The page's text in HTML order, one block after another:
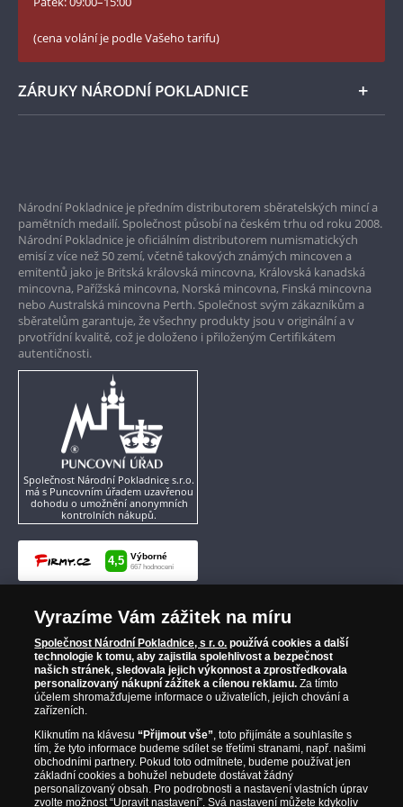
LinkedIn Národní Pokladnice
Instagram Národní Pokladnice
(cena volání je podle Vašeho tarifu)
ZÁRUKY NÁRODNÍ POKLADNICE
Garance nejvyšší kvality
Pouze originální produkty
Národní Pokladnice je předním distributorem sběratelských mincí a
pamětních medailí. Společnost působí na českém trhu od roku 2008.
Národní Pokladnice je oficiálním distributorem numismatických
emisí z více než 50 zemí, včetně takových známých mincoven a
emitentů jako je Britská královská mincovna, Královská kanadská
mincovna, Pařížská mincovna, Norská mincovna, Finská mincovna
nebo Australská mincovna Perth. Společnost svým zákazníkům a
sběratelům garantuje, že všechny produkty jsou v originální a v
prvotřídní kvalitě, což je doloženo i přiloženým Certifikátem
autentičnosti.
Společnost Národní Pokladnice s.r.o.
má s Puncovním úřadem uzavřenou
dohodu o umožnění anonymních
kontrolních nákupů.
Vyrazíme Vám zážitek na míru
Společnost Národní Pokladnice, s r. o. používá cookies a další
technologie k tomu, aby zajistila spolehlivost a bezpečnost
našich stránek, sledovala jejich výkonnost a zprostředkovala
personalizovaný nákupní zážitek a cílenou reklamu. Za tímto
účelem shromažďujeme informace o uživatelích, jejich chování a
zařízeních.
Kliknutím na klávesu“Přijmout vše”, toto přijímáte a souhlasíte s
tím, že tyto informace budeme sdílet se třetími stranami, např. našimi
obchodními partnery. Pokud toto odmítnete, budeme používat jen
základní cookies a bohužel nebudete dostávat žádný
personalizovaný obsah. Pro podrobnosti a nastavení vlastních úprav
zvolte možnost “Upravit nastavení”. Svá nastavení můžete kdykoliv